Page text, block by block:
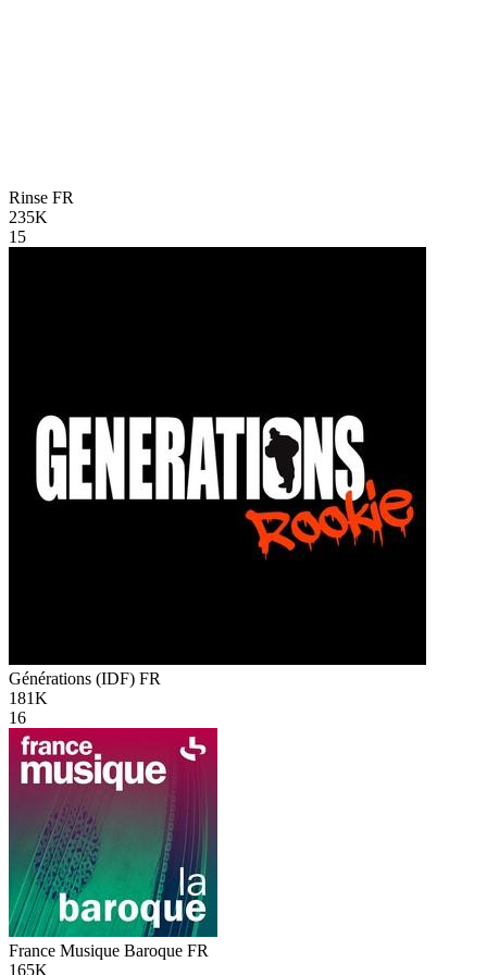
Rinse FR
235K
15
Générations (IDF) FR
181K
16
France Musique Baroque FR
165K